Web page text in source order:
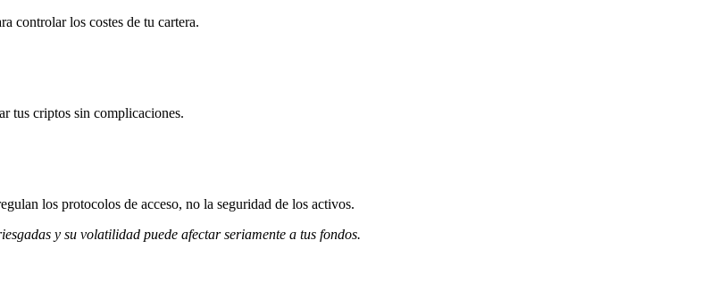
controlar los costes de tu cartera.
tus criptos sin complicaciones.
los protocolos de acceso, no la seguridad de los activos.
y su volatilidad puede afectar seriamente a tus fondos.